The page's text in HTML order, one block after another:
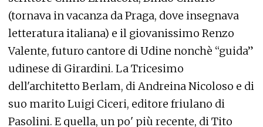
(tornava in vacanza da Praga, dove insegnava
letteratura italiana) e il giovanissimo Renzo
Valente, futuro cantore di Udine nonchè “guida”
udinese di Girardini. La Tricesimo
dell'architetto Berlam, di Andreina Nicoloso e di
suo marito Luigi Ciceri, editore friulano di
Pasolini. E quella, un po' più recente, di Tito